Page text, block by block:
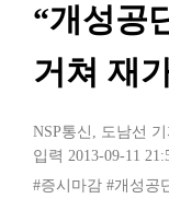
“개성공
거쳐 재
NSP통신 , 도남선
입력 2013-09-11
#증시마감 #개성공